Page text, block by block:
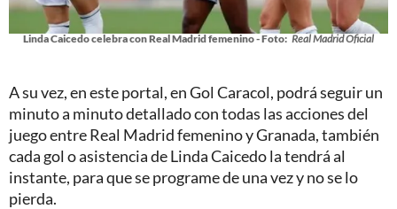
Linda Caicedo celebra con Real Madrid femenino - Foto: Real Madrid Oficial
A su vez, en este portal, en Gol Caracol, podrá seguir un
minuto a minuto detallado con todas las acciones del
juego entre Real Madrid femenino y Granada, también
cada gol o asistencia de Linda Caicedo la tendrá al
instante, para que se programe de una vez y no se lo
pierda.